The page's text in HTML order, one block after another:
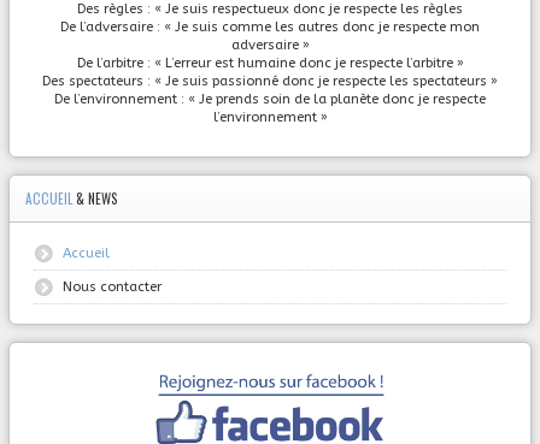
Des règles : « Je suis respectueux donc je respecte les règles
De l’adversaire : « Je suis comme les autres donc je respecte mon
adversaire »
De l’arbitre : « L’erreur est humaine donc je respecte l’arbitre »
Des spectateurs : « Je suis passionné donc je respecte les spectateurs »
De l’environnement : « Je prends soin de la planète donc je respecte
l’environnement »
ACCUEIL& NEWS
Accueil
Nous contacter